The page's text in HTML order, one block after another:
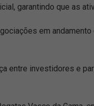
garantindo que as
em
entre investidores e